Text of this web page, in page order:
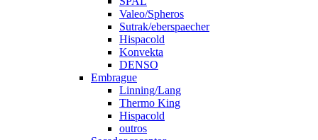
Valeo/Spheros
Sutrak/eberspaecher
Hispacold
Konvekta
DENSO
Embrague
Linning/Lang
Thermo King
Hispacold
outros